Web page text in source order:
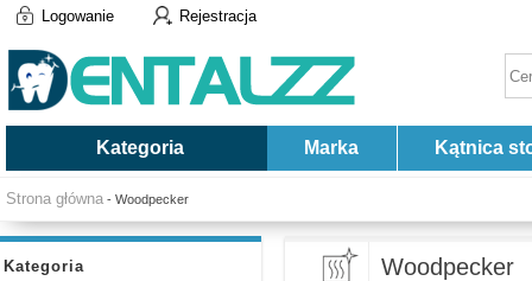
Logowanie Rejestracja
Kategoria Marka Kątnica
Strona główna - Woodpecker
Kategoria Woodpecker